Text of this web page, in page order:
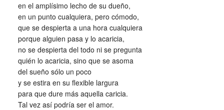
en el amplísimo lecho de su dueño,
en un punto cualquiera, pero cómodo,
que se despierta a una hora cualquiera
porque alguien pasa y lo acaricia,
no se despierta del todo ni se pregunta
quién lo acaricia, sino que se asoma
del sueño sólo un poco
y se estira en su flexible largura
para que dure más aquella caricia.
Tal vez así podría ser el amor.